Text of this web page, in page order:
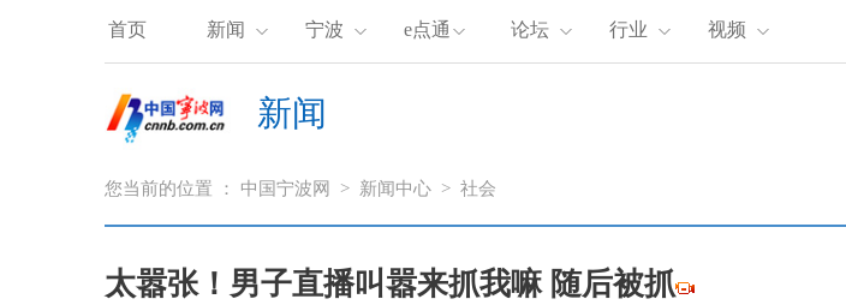
首页 新闻 宁波 e点通 论坛 行业 视频
新闻
您当前的位置 ： 中国宁波网 > 新闻中心 > 社会
太嚣张！男子直播叫嚣来抓我嘛 随后被抓